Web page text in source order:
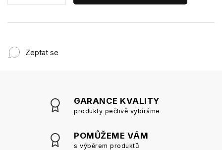
Zeptat se
GARANCE KVALITY
produkty pečlivě vybíráme
POMŮŽEME VÁM
s výběrem produktů